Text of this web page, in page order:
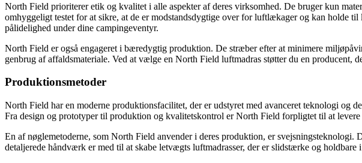
North Field prioriterer etik og kvalitet i alle aspekter af deres virksomhed. De bruger kun
omhyggeligt testet for at sikre, at de er modstandsdygtige over for luftlækager og kan holde
pålidelighed under dine campingeventyr.
North Field er også engageret i bæredygtig produktion. De stræber efter at minimere
genbrug af affaldsmateriale. Ved at vælge en North Field luftmadras støtter du en producent,
Produktionsmetoder
North Field har en moderne produktionsfacilitet, der er udstyret med avanceret teknologi og
Fra design og prototyper til produktion og kvalitetskontrol er North Field forpligtet til at levere
En af nøglemetoderne, som North Field anvender i deres produktion, er
detaljerede håndværk er med til at skabe letvægts luftmadrasser, der er slidstærke og